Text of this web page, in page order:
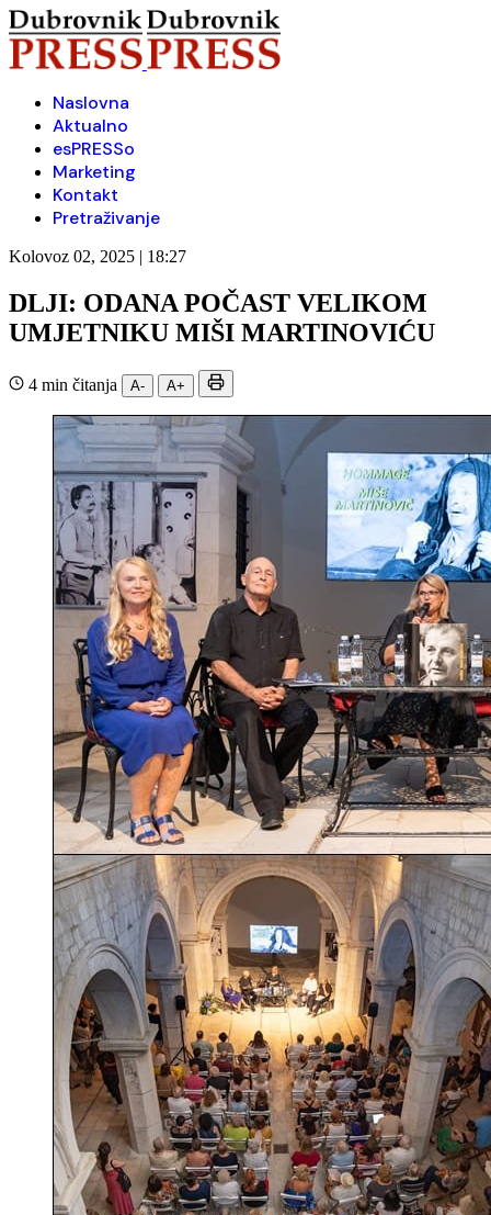
Naslovna
Aktualno
esPRESSo
Marketing
Kontakt
Pretraživanje
Kolovoz 02, 2025 | 18:27
DLJI: ODANA POČAST VELIKOM
UMJETNIKU MIŠI MARTINOVIĆU
4 min čitanja A- A+